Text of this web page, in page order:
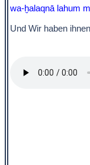
wa-ḫalaqnā lahum
Und Wir haben